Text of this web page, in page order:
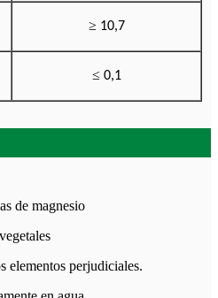
≥ 10,7
≤ 0,1
de magnesio
elementos perjudiciales.